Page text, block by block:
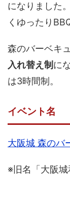
になりました
くゆったり
森のバーベキ
入れ替え制 に
は3時間制。
イベント名
大阪城 森のバ
※旧名「大阪城